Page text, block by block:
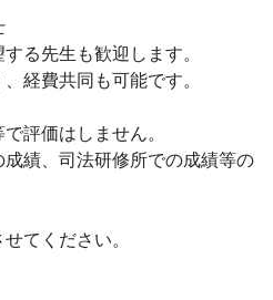
る先生も歓迎します。
経費共同も可能です。
評価はしません。
績、司法研修所での成績等の
てください。